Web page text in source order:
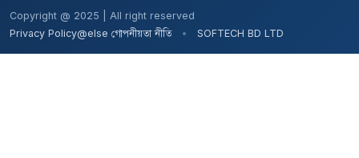
Copyright @ 2025 | All right reserved
Privacy Policy@else গোপনীয়তা নীতি
• SOFTECH BD LTD